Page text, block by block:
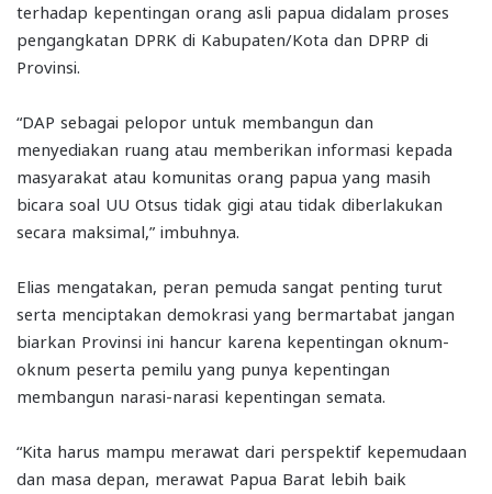
terhadap kepentingan orang asli papua didalam proses
pengangkatan DPRK di Kabupaten/Kota dan DPRP di
Provinsi.
“DAP sebagai pelopor untuk membangun dan
menyediakan ruang atau memberikan informasi kepada
masyarakat atau komunitas orang papua yang masih
bicara soal UU Otsus tidak gigi atau tidak diberlakukan
secara maksimal,” imbuhnya.
Elias mengatakan, peran pemuda sangat penting turut
serta menciptakan demokrasi yang bermartabat jangan
biarkan Provinsi ini hancur karena kepentingan oknum-
oknum peserta pemilu yang punya kepentingan
membangun narasi-narasi kepentingan semata.
“Kita harus mampu merawat dari perspektif kepemudaan
dan masa depan, merawat Papua Barat lebih baik